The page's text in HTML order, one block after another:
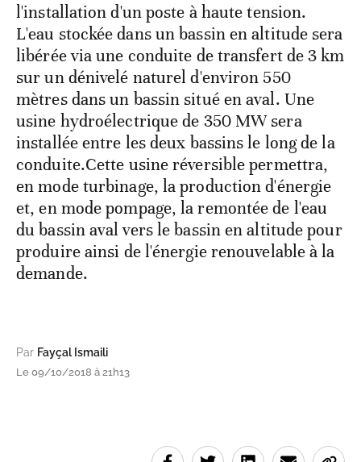
l'installation d'un poste à haute tension.
L'eau stockée dans un bassin en altitude sera
libérée via une conduite de transfert de 3 km
sur un dénivelé naturel d'environ 550
mètres dans un bassin situé en aval. Une
usine hydroélectrique de 350 MW sera
installée entre les deux bassins le long de la
conduite.Cette usine réversible permettra,
en mode turbinage, la production d'énergie
et, en mode pompage, la remontée de l'eau
du bassin aval vers le bassin en altitude pour
produire ainsi de l'énergie renouvelable à la
demande.
Par Fayçal Ismaili
Le 09/10/2018 à 21h13